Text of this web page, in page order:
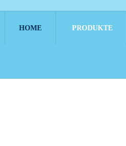
HOME PRODUKTE